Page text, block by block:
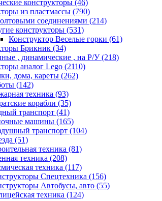
конструкторы (46)
из пластмассы (790)
соединениями (214)
конструкторы (531)
Конструктор Веселые горки (61)
Брикник (34)
, динамические , на Р/У(218)
аналог Lego (2110)
дома, кареты (262)
(142)
техника (93)
корабли (35)
транспорт (41)
машины (165)
транспорт (104)
(51)
техника (81)
техника (208)
техника (117)
Спецтехника (156)
Автобусы, авто (55)
техника (124)